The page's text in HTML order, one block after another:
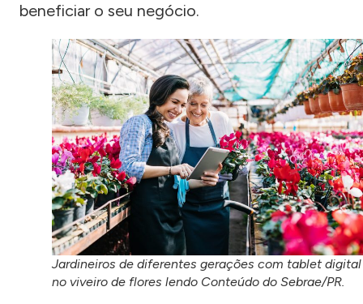
beneficiar o seu negócio.
Jardineiros de diferentes gerações com tablet digital
no viveiro de flores lendo Conteúdo do Sebrae/PR.